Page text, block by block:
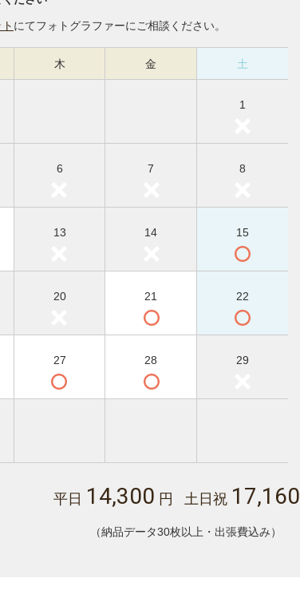
にてフォトグラファーにご相談ください。
木 金 土
1
6 7 8
13 14 15
20 21 22
27 28 29
平日 14,300 円 土日祝 17,160
（納品データ30枚以上・出張費込み）